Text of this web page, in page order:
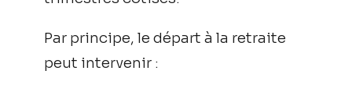
Par principe, le départ à la retraite
peut intervenir :